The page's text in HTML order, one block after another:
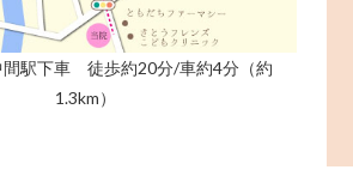
間駅下車 徒歩約20分/車約4分（約
1.3km）